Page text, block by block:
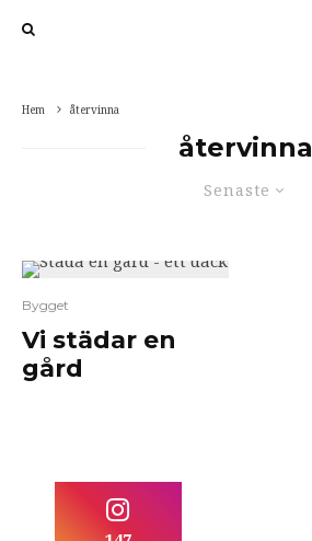
Hem återvinna
återvinna
Senaste
Bygget
Vi städar en
gård